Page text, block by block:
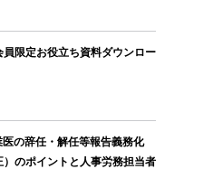
限定お役立ち資料ダウンロー
医の辞任・解任等報告義務化
）のポイントと人事労務担当者